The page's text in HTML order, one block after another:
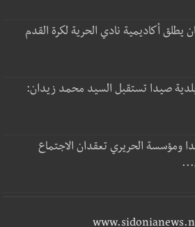
يطلق أكاديمية نادي الحرية لكرة القدم
صيدا تستقبل السيد محمد زيدان:
ومؤسسة الحريري تعقدان الاجتماع